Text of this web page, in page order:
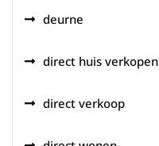
deurne
direct huis verkopen
direct verkoop